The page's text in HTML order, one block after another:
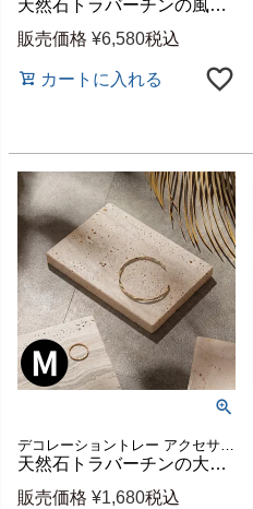
天然石トラバーチンの風合いを楽しむ大理石ブックエンド 約W12×H18cm インド製ハンドメイド [34627]
販売価格 ¥6,580税込
カートに入れる
デコレーショントレー アクセサリートレイ アクセサリートレー オブジェ 撮影 小道具 展示 ハロウィン クリスマス バースデー パーティー カフェ 店舗 レストラン トラバーチン ギフト
天然石トラバーチンの大理石トレー 約W10×D15cm アクセサリーやコスメのディスプレイに [34624]
販売価格 ¥1,680税込